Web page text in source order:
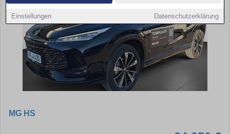
Einstellungen Datenschutzerklärung
MG HS